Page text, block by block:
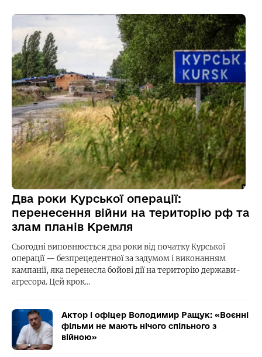
Два роки Курської операції:
перенесення війни на територію рф та
злам планів Кремля
Сьогодні виповнюється два роки від початку Курської
операції — безпрецедентної за задумом і виконанням
кампанії, яка перенесла бойові дії на територію держави-
агресора. Цей крок…
Актор і офіцер Володимир Ращук: «Воєнні
фільми не мають нічого спільного з
війною»